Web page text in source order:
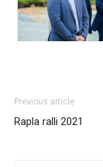
Previous article
Rapla ralli 2021